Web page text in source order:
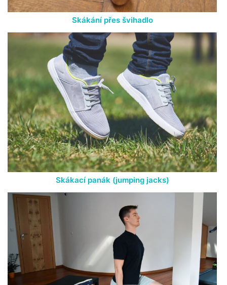
Skákání přes švihadlo
Skákací panák (jumping jacks)